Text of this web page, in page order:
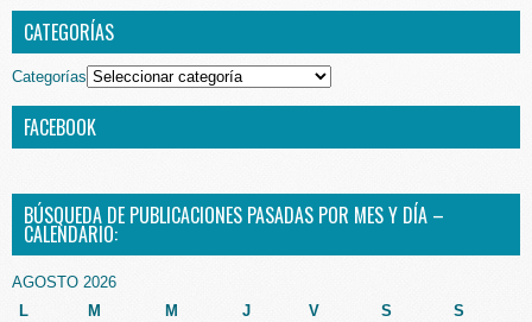
CATEGORÍAS
Categorías
FACEBOOK
BÚSQUEDA DE PUBLICACIONES PASADAS POR MES Y DÍA –
CALENDARIO:
AGOSTO 2026
L
M M J V S S